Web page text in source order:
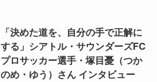
「決めた道を、自分の手で正解に
する」シアトル・サウンダーズFC
プロサッカー選手・塚目憂（つか
のめ・ゆう）さん インタビュー